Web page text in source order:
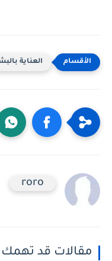
العناية
roro
مقالات قد تهمك